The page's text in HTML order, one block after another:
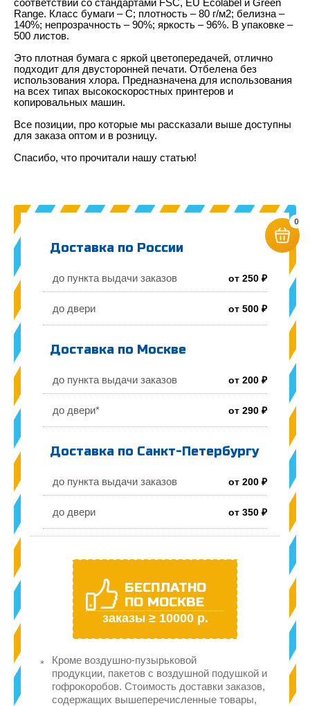
соответствии со стандартами FSC, EU Ecolabel и Green
Range. Класс бумаги – С; плотность – 80 г/м2; белизна –
140%; непрозрачность – 90%; яркость – 96%. В упаковке –
500 листов.
Это плотная бумага с яркой цветопередачей, отлично
подходит для двусторонней печати. Отбелена без
использования хлора. Предназначена для использования
на всех типах высокоскоростных принтеров и
копировальных машин.
Все позиции, про которые мы рассказали выше доступны
для заказа оптом и в розницу.
Спасибо, что прочитали нашу статью!
Доставка по России
до пункта выдачи заказов от 250 ₽
до двери от 500 ₽
Доставка по Москве
до пункта выдачи заказов от 200 ₽
до двери* от 290 ₽
Доставка по Санкт-Петербургу
до пункта выдачи заказов от 200 ₽
до двери от 350 ₽
БЕСПЛАТНО
ПО МОСКВЕ
заказы ≥ 10000 р.
Кроме воздушно-пузырьковой
продукции, пакетов с воздушной подушкой и
гофрокоробов. Стоимость доставки заказов,
содержащих вышеперечисленные товары,
0